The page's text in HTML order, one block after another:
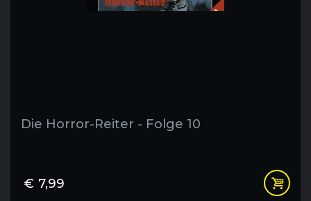
Die Horror-Reiter - Folge 10
€ 7,99